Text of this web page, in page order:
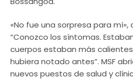
«No fue una sorpresa para mí»,
“Conozco los síntomas.
cuerpos estaban más
hubiera notado antes”. MSF
nuevos puestos de salud y